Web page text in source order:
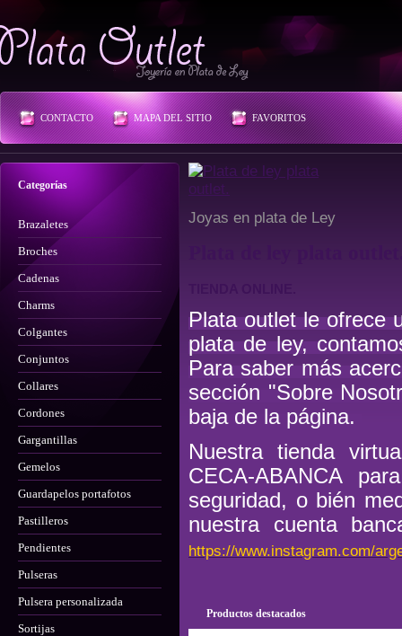
CONTACTO MAPA DEL SITIO FAVORITOS
Categorías
Brazaletes
Broches
Cadenas
Charms
Colgantes
Conjuntos
Collares
Cordones
Gargantillas
Gemelos
Guardapelos portafotos
Pastilleros
Pendientes
Pulseras
Pulsera personalizada
Sortijas
Joyas en plata de Ley
Plata outlet le ofrece
plata de ley,
Para saber más
sección "Sobre
baja de la página.
Nuestra tienda
CECA-ABANCA
seguridad, o bién
nuestra cuenta
https://www.instagram.com/
Productos destacados